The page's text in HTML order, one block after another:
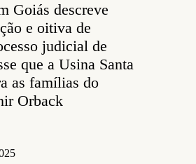
Goiás descreve
e oitiva de
judicial de
que a Usina Santa
as famílias do
Orback